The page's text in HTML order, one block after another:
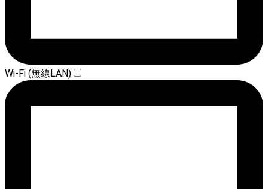
Wi-Fi (無線LAN)